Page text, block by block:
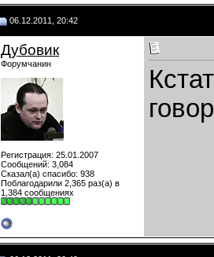
06.12.2011, 20:42
Дубовик
Форумчанин
Регистрация: 25.01.2007
Сообщений: 3,084
Сказал(а) спасибо: 938
Поблагодарили 2,365 раз(а) в
1,384 сообщениях